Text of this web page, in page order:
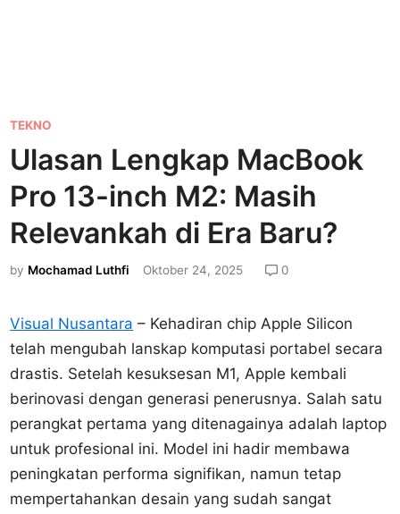
P
o
s
e
d
i
TEKNO
Ulasan Lengkap MacBook
Pro 13-inch M2: Masih
Relevankah di Era Baru?
by Mochamad Luthfi Oktober 24, 2025 0
Visual Nusantara – Kehadiran chip Apple Silicon
telah mengubah lanskap komputasi portabel secara
drastis. Setelah kesuksesan M1, Apple kembali
berinovasi dengan generasi penerusnya. Salah satu
perangkat pertama yang ditenagainya adalah laptop
untuk profesional ini. Model ini hadir membawa
peningkatan performa signifikan, namun tetap
mempertahankan desain yang sudah sangat